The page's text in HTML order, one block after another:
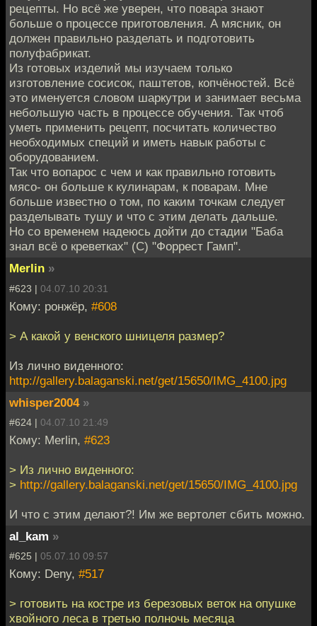
рецепты. Но всё же уверен, что повара знают
больше о процессе приготовления. А мясник, он
должен правильно разделать и подготовить
полуфабрикат.
Из готовых изделий мы изучаем только
изготовление сосисок, паштетов, копчёностей. Всё
это именуется словом шаркутри и занимает весьма
небольшую часть в процессе обучения. Так чтоб
уметь применить рецепт, посчитать количество
необходимых специй и иметь навык работы с
оборудованием.
Так что вопарос с чем и как правильно готовить
мясо- он больше к кулинарам, к поварам. Мне
больше известно о том, по каким точкам следует
разделывать тушу и что с этим делать дальше.
Но со временем надеюсь дойти до стадии "Баба
знал всё о креветках" (С) "Форрест Гамп".
Merlin »
#623 | 04.07.10 20:31
Кому: ронжёр, #608
> А какой у венского шницеля размер?
Из лично виденного:
http://gallery.balaganski.net/get/15650/IMG_4100.jpg
whisper2004 »
#624 | 04.07.10 21:49
Кому: Merlin, #623
> Из лично виденного:
> http://gallery.balaganski.net/get/15650/IMG_4100.jpg
И что с этим делают?! Им же вертолет сбить можно.
al_kam »
#625 | 05.07.10 09:57
Кому: Deny, #517
> готовить на костре из березовых веток на опушке
хвойного леса в третью полночь месяца